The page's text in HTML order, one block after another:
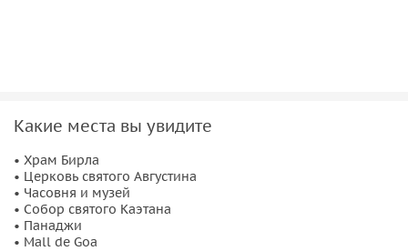
Какие места вы увидите
• Храм Бирла
• Церковь святого Августина
• Часовня и музей
• Собор святого Каэтана
• Панаджи
• Mall de Goa